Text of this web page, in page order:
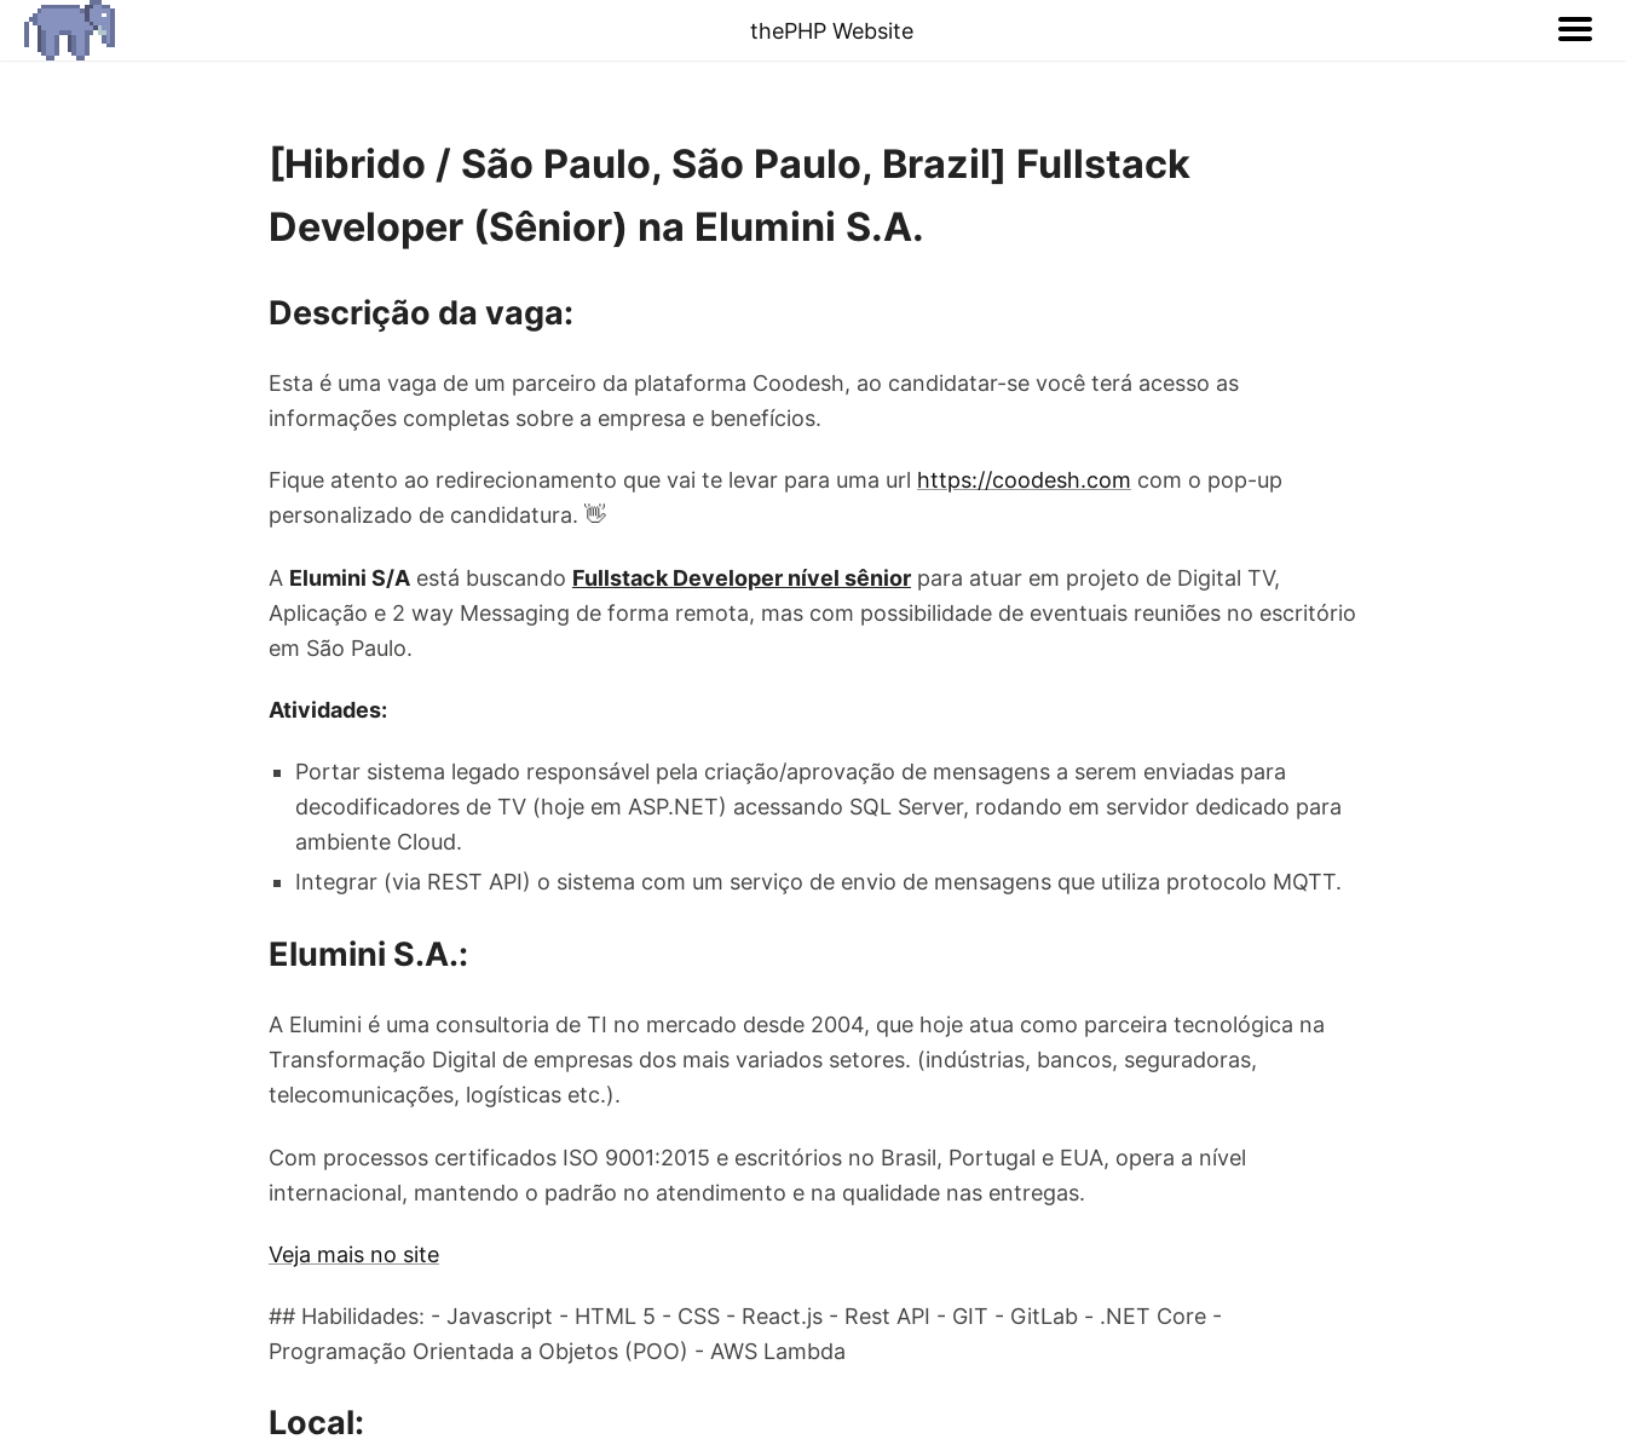
thePHP Website
[Hibrido / São Paulo, São Paulo, Brazil] Fullstack
Developer (Sênior) na Elumini S.A.
Descrição da vaga:
Esta é uma vaga de um parceiro da plataforma Coodesh, ao candidatar-se você terá acesso as
informações completas sobre a empresa e benefícios.
Fique atento ao redirecionamento que vai te levar para uma url https://coodesh.com com o pop-up
personalizado de candidatura. 👋
A Elumini S/A está buscando Fullstack Developer nível sênior para atuar em projeto de Digital TV,
Aplicação e 2 way Messaging de forma remota, mas com possibilidade de eventuais reuniões no escritório
em São Paulo.
Atividades:
Portar sistema legado responsável pela criação/aprovação de mensagens a serem enviadas para
decodificadores de TV (hoje em ASP.NET) acessando SQL Server, rodando em servidor dedicado para
ambiente Cloud.
Integrar (via REST API) o sistema com um serviço de envio de mensagens que utiliza protocolo MQTT.
Elumini S.A.:
A Elumini é uma consultoria de TI no mercado desde 2004, que hoje atua como parceira tecnológica na
Transformação Digital de empresas dos mais variados setores. (indústrias, bancos, seguradoras,
telecomunicações, logísticas etc.).
Com processos certificados ISO 9001:2015 e escritórios no Brasil, Portugal e EUA, opera a nível
internacional, mantendo o padrão no atendimento e na qualidade nas entregas.
Veja mais no site
## Habilidades: - Javascript - HTML 5 - CSS - React.js - Rest API - GIT - GitLab - .NET Core -
Programação Orientada a Objetos (POO) - AWS Lambda
Local: